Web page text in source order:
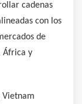
cadenas
con los
de
África y
Vietnam